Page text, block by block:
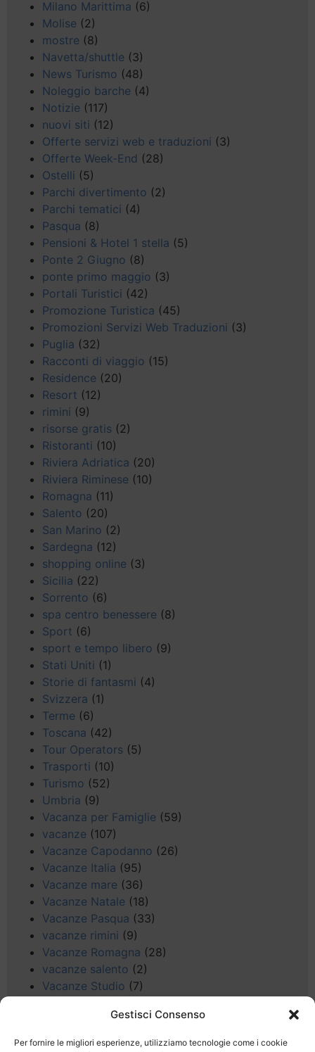
Gestisci Consenso
Per fornire le migliori esperienze, utilizziamo tecnologie come i cookie
Milano Marittima (6)
Molise (2)
mostre (8)
Navetta/shuttle (3)
News Turismo (48)
Noleggio barche (4)
Notizie (117)
nuovi siti (12)
Offerte servizi web e traduzioni (3)
Offerte Week-End (28)
Ostelli (5)
Parchi divertimento (2)
Parchi tematici (4)
Pasqua (8)
Pensioni & Hotel 1 stella (5)
Ponte 2 Giugno (8)
ponte primo maggio (3)
Portali Turistici (42)
Promozione Turistica (45)
Promozioni Servizi Web Traduzioni (3)
Puglia (32)
Racconti di viaggio (15)
Residence (20)
Resort (12)
rimini (9)
risorse gratis (2)
Ristoranti (10)
Riviera Adriatica (20)
Riviera Riminese (10)
Romagna (11)
Salento (20)
San Marino (2)
Sardegna (12)
shopping online (3)
Sicilia (22)
Sorrento (6)
spa centro benessere (8)
Sport (6)
sport e tempo libero (9)
Stati Uniti (1)
Storie di fantasmi (4)
Svizzera (1)
Terme (6)
Toscana (42)
Tour Operators (5)
Trasporti (10)
Turismo (52)
Umbria (9)
Vacanza per Famiglie (59)
vacanze (107)
Vacanze Capodanno (26)
Vacanze Italia (95)
Vacanze mare (36)
Vacanze Natale (18)
Vacanze Pasqua (33)
vacanze rimini (9)
Vacanze Romagna (28)
vacanze salento (2)
Vacanze Studio (7)
(5)
Veneto (25)